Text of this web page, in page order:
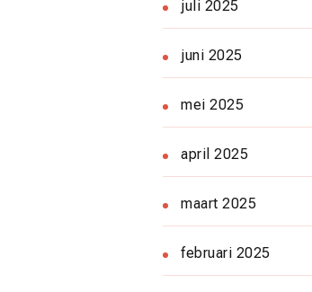
juli 2025
juni 2025
mei 2025
april 2025
maart 2025
februari 2025